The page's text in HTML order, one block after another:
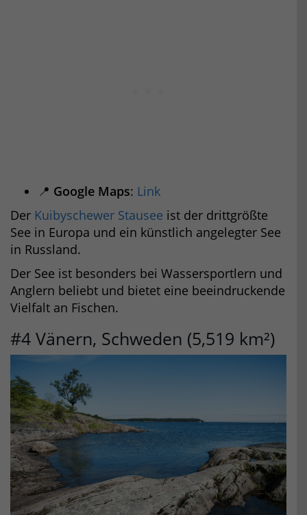
📍 Google Maps: Link
Der Kuibyschewer Stausee ist der drittgrößte
See in Europa und ein künstlich angelegter See
in Russland.
Der See ist besonders bei Wassersportlern und
Anglern beliebt und bietet eine beeindruckende
Vielfalt an Fischen.
#4 Vänern, Schweden (5,519 km²)